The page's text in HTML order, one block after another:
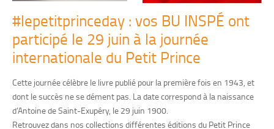
#lepetitprinceday : vos BU INSPÉ ont
participé le 29 juin à la journée
internationale du Petit Prince
Cette journée célèbre le livre publié pour la première fois en 1943, et
dont le succès ne se dément pas. La date correspond à la naissance
d’Antoine de Saint-Exupéry, le 29 juin 1900.
Retrouvez dans nos collections différentes éditions du Petit Prince